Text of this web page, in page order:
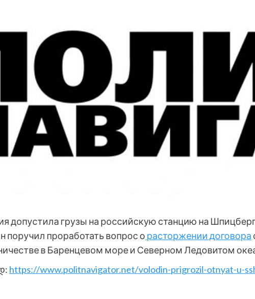
допустила грузы на российскую станцию на
поручил проработать вопрос о расторжении договора
в Баренцевом море и Северном Ледовитом
https://www.politnavigator.net/volodin-prigrozil-otnyat-u-